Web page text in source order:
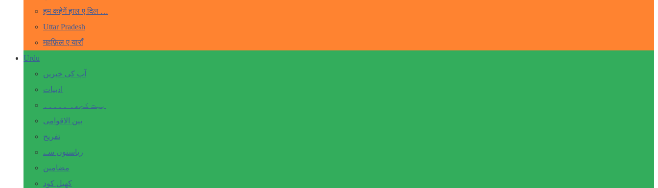
हम कहेगें हाल ए दिल …
Uttar Pradesh
महफ़िल ए याराँ
Urdu
آپ کی خبریں
ادبیات
بہت کچھ۔ ۔۔۔۔۔
بین الاقوامی
تفریح
ریاستوں سے
مضامین
کھیل کود